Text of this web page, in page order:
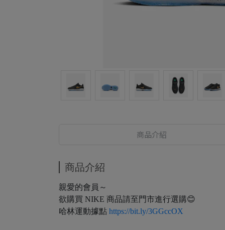
商品介紹
商品介紹
親愛的會員～
欲購買 NIKE 商品請至門市進行選購😊
哈林運動據點 https://bit.ly/3GGccOX